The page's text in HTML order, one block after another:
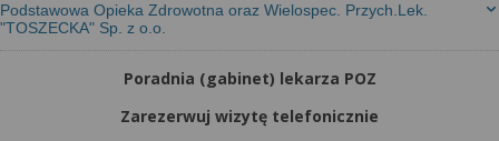
Podstawowa Opieka Zdrowotna oraz Wielospec. Przych.Lek.
"TOSZECKA" Sp. z o.o.
Poradnia (gabinet) lekarza POZ
Zarezerwuj wizytę telefonicznie